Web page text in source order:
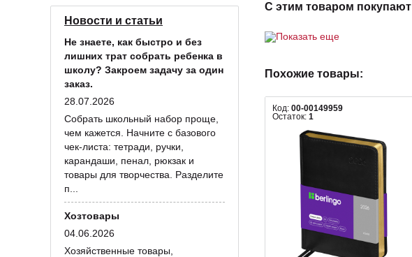
Новости и статьи
Не знаете, как быстро и без
лишних трат собрать ребенка в
школу? Закроем задачу за один
заказ.
28.07.2026
Собрать школьный набор проще,
чем кажется. Начните с базового
чек-листа: тетради, ручки,
карандаши, пенал, рюкзак и
товары для творчества. Разделите
п...
Хозтовары
04.06.2026
Хозяйственные товары,
С этим товаром покупают
Показать еще
Похожие товары:
Код: 00-00149959
Остаток: 1